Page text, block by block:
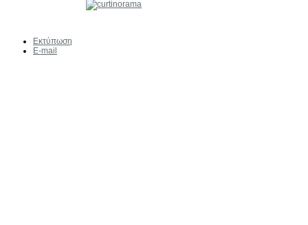
Εκτύπωση
E-mail